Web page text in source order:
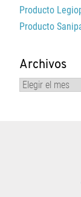
Producto
Producto
Archivos
Archivos